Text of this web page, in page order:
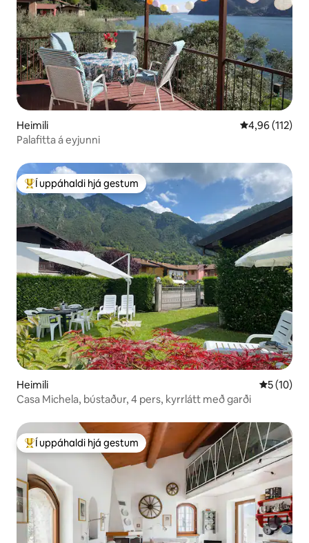
Heimili 4,96 af 5 í
4,96 (112)
Palafitta á eyjunni
Í mestu uppáhaldi hjá gestum
Í uppáhaldi hjá gestum
Heimili 5 af 5 í
5 (10)
Casa Michela, bústaður, 4 pers, kyrrlátt með garði
Í mestu uppáhaldi hjá gestum
Í uppáhaldi hjá gestum